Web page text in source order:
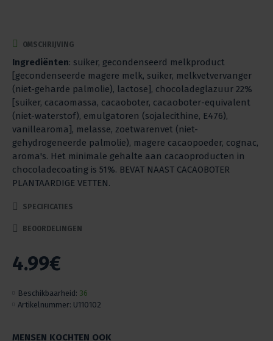
OMSCHRIJVING
Ingrediënten: suiker, gecondenseerd melkproduct
[gecondenseerde magere melk, suiker, melkvetvervanger
(niet-geharde palmolie), lactose], chocoladeglazuur 22%
[suiker, cacaomassa, cacaoboter, cacaoboter-equivalent
(niet-waterstof), emulgatoren (sojalecithine, E476),
vanillearoma], melasse, zoetwarenvet (niet-
gehydrogeneerde palmolie), magere cacaopoeder, cognac,
aroma's. Het minimale gehalte aan cacaoproducten in
chocoladecoating is 51%. BEVAT NAAST CACAOBOTER
PLANTAARDIGE VETTEN.
SPECIFICATIES
BEOORDELINGEN
Beschikbaarheid: 36
Artikelnummer: U110102
4.99€
MENSEN KOCHTEN OOK